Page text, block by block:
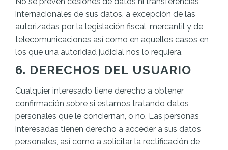
internacionales de sus datos, a excepción de las
autorizadas por la legislación fiscal, mercantil y de
telecomunicaciones así como en aquellos casos en
los que una autoridad judicial nos lo requiera.
6. DERECHOS DEL USUARIO
Cualquier interesado tiene derecho a obtener
confirmación sobre si estamos tratando datos
personales que le conciernan, o no. Las personas
interesadas tienen derecho a acceder a sus datos
personales, así como a solicitar la rectificación de